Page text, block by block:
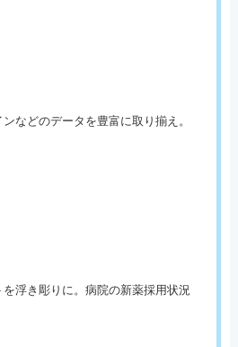
などのデータを豊富に取り揃え。
浮き彫りに。病院の新薬採用状況